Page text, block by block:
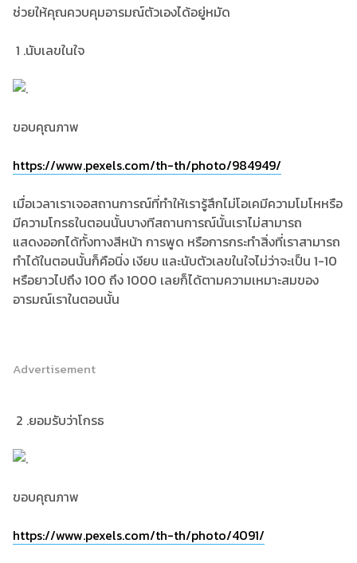
ช่วยให้คุณควบคุมอารมณ์ตัวเองได้อยู่หมัด
1 .นับเลขในใจ
ขอบคุณภาพ
https://www.pexels.com/th-th/photo/984949/
เมื่อเวลาเราเจอสถานการณ์ที่ทำให้เรารู้สึกไม่โอเคมีความโมโหหรือ
มีความโกรธในตอนนั้นบางทีสถานการณ์นั้นเราไม่สามารถ
แสดงออกได้ทั้งทางสีหน้า การพูด หรือการกระทำสิ่งที่เราสามารถ
ทำได้ในตอนนั้นก็คือนิ่ง เงียบ และนับตัวเลขในใจไม่ว่าจะเป็น 1-10
หรือยาวไปถึง 100 ถึง 1000 เลยก็ได้ตามความเหมาะสมของ
อารมณ์เราในตอนนั้น
Advertisement
2 .ยอมรับว่าโกรธ
ขอบคุณภาพ
https://www.pexels.com/th-th/photo/4091/